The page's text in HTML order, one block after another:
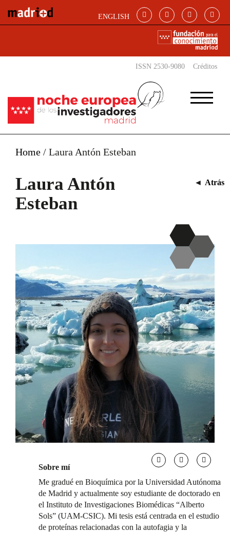
ENGLISH
ISSN 2530-9080 Créditos
Home / Laura Antón Esteban
Laura Antón
Esteban
◄ Atrás
Sobre mí
Me gradué en Bioquímica por la Universidad Autónoma
de Madrid y actualmente soy estudiante de doctorado en
el Instituto de Investigaciones Biomédicas “Alberto
Sols” (UAM-CSIC). Mi tesis está centrada en el estudio
de proteínas relacionadas con la autofagia y la